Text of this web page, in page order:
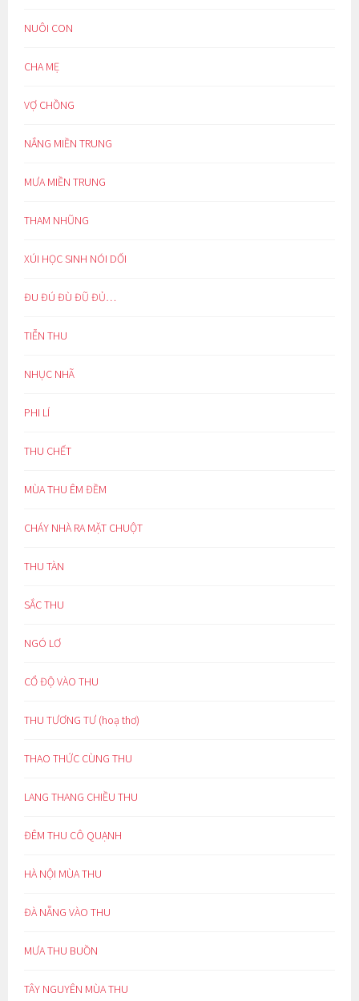
NUÔI CON
CHA MẸ
VỢ CHỒNG
NẮNG MIỀN TRUNG
MƯA MIỀN TRUNG
THAM NHŨNG
XÚI HỌC SINH NÓI DỐI
ĐU ĐÚ ĐÙ ĐŨ ĐỦ…
TIỄN THU
NHỤC NHÃ
PHI LÍ
THU CHẾT
MÙA THU ÊM ĐỀM
CHÁY NHÀ RA MẶT CHUỘT
THU TÀN
SẮC THU
NGÓ LƠ
CỔ ĐỘ VÀO THU
THU TƯƠNG TƯ (hoạ thơ)
THAO THỨC CÙNG THU
LANG THANG CHIỀU THU
ĐÊM THU CÔ QUẠNH
HÀ NỘI MÙA THU
ĐÀ NẴNG VÀO THU
MƯA THU BUỒN
TÂY NGUYÊN MÙA THU